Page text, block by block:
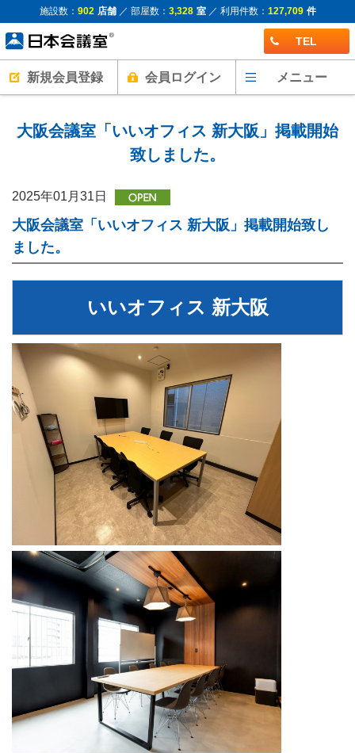
施設数： 902 店舗／ 部屋数： 3,328 室／ 利用件数： 127,709 件
TEL
新規会員登録 会員ログイン メニュー
大阪会議室「いいオフィス 新大阪」掲載開始
致しました。
2025年01月31日
大阪会議室「いいオフィス 新大阪」掲載開始致し
ました。
いいオフィス 新大阪